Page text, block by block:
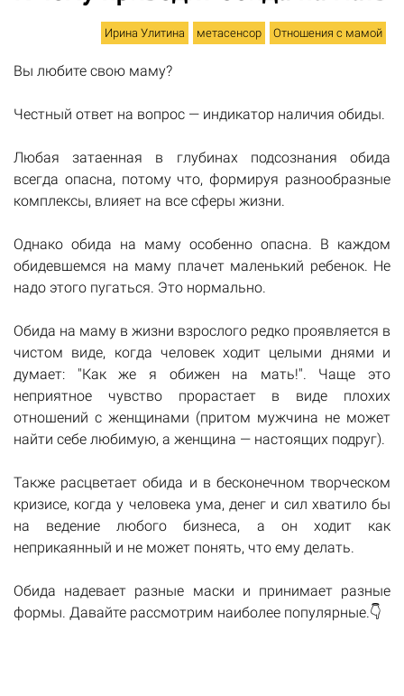
Ирина Улитина метасенсор Отношения с мамой
Вы любите свою маму?
Честный ответ на вопрос — индикатор наличия обиды.
Любая затаенная в глубинах подсознания обида
всегда опасна, потому что, формируя разнообразные
комплексы, влияет на все сферы жизни.
Однако обида на маму особенно опасна. В каждом
обидевшемся на маму плачет маленький ребенок. Не
надо этого пугаться. Это нормально.
Обида на маму в жизни взрослого редко проявляется в
чистом виде, когда человек ходит целыми днями и
думает: "Как же я обижен на мать!". Чаще это
неприятное чувство прорастает в виде плохих
отношений с женщинами (притом мужчина не может
найти себе любимую, а женщина — настоящих подруг).
Также расцветает обида и в бесконечном творческом
кризисе, когда у человека ума, денег и сил хватило бы
на ведение любого бизнеса, а он ходит как
неприкаянный и не может понять, что ему делать.
Обида надевает разные маски и принимает разные
формы. Давайте рассмотрим наиболее популярные.👇